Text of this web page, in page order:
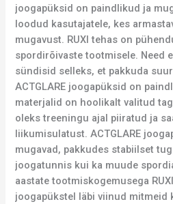
joogapüksid on paindlikud ja
loodud kasutajatele, kes
mugavust. RUXI tehas on
spordirõivaste tootmisele. Need
sündisid selleks, et pakkuda
ACTGLARE joogapüksid on
materjalid on hoolikalt valitud
oleks treeningu ajal piiratud ja
liikumisulatust. ACTGLARE
mugavad, pakkudes stabiilset
joogatunnis kui ka muude
aastate tootmiskogemusega
joogapükstel läbi viinud mitmeid